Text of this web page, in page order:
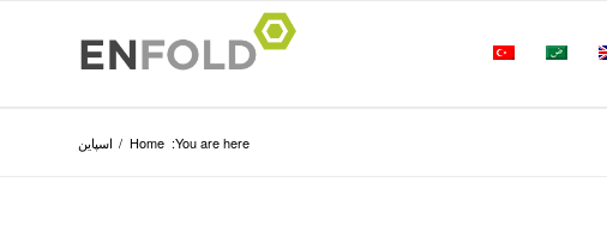
You are here:
Home
/ اسپاین